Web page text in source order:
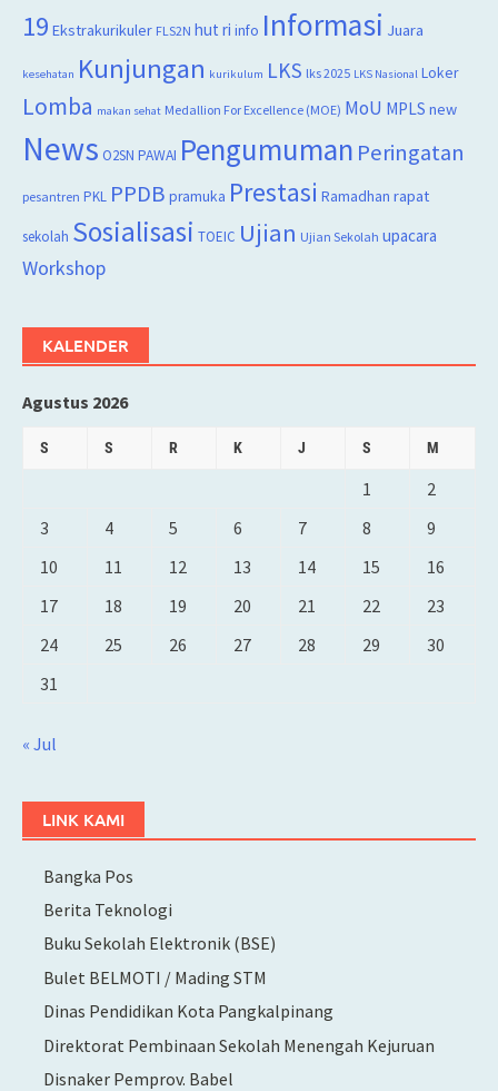
19 Ekstrakurikuler FLS2N hut ri info Informasi Juara
kesehatan Kunjungan kurikulum LKS lks 2025 LKS Nasional Loker
Lomba makan sehat Medallion For Excellence (MOE) MoU MPLS new
News O2SN PAWAI Pengumuman Peringatan
pesantren PKL PPDB pramuka Prestasi Ramadhan rapat
sekolah Sosialisasi TOEIC Ujian Ujian Sekolah upacara
Workshop
KALENDER
Agustus 2026
S S R K J S M
1
2
3
4 5 6 7 8
9
10
11 12 13 14 15
16
17
18 19 20 21 22
23
24
25 26 27 28 29
30
31
« Jul
LINK KAMI
Bangka Pos
Berita Teknologi
Buku Sekolah Elektronik (BSE)
Bulet BELMOTI / Mading STM
Dinas Pendidikan Kota Pangkalpinang
Direktorat Pembinaan Sekolah Menengah Kejuruan
Disnaker Pemprov. Babel